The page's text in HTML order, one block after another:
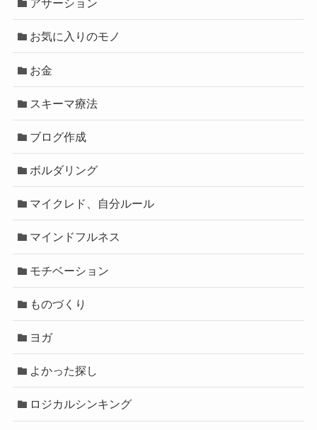
アサーション
お気に入りのモノ
お金
スキーマ療法
ブログ作成
ボルダリング
マイクレド、自分ルール
マインドフルネス
モチベーション
ものづくり
ヨガ
よかった探し
ロジカルシンキング